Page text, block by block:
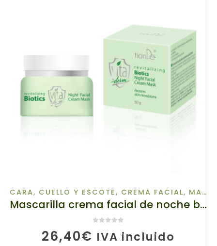
CARA, CUELLO Y ESCOTE, CREMA FACIAL, MASCARILLAS FACIALES
Mascarilla crema facial de noche biótica revitalizante, TianDe 16310, 50 g, Revitalización de pieles irritadas
26,40€ IVA incluido